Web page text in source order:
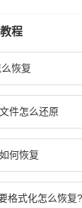
程
恢复
件怎么还原
何恢复
格式化怎么恢复?